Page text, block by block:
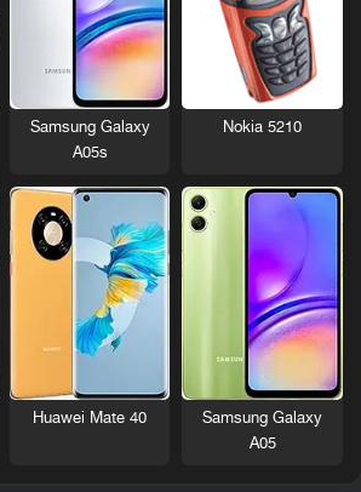
Nokia 5210
Samsung Galaxy
A05s
Samsung Galaxy
A05
Huawei Mate 40